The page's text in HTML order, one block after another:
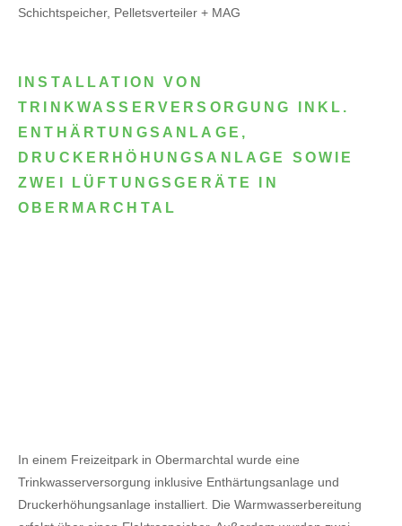
Schichtspeicher, Pelletsverteiler + MAG
INSTALLATION VON
TRINKWASSERVERSORGUNG INKL.
ENTHÄRTUNGSANLAGE,
DRUCKERHÖHUNGSANLAGE SOWIE
ZWEI LÜFTUNGSGERÄTE IN
OBERMARCHTAL
In einem Freizeitpark in Obermarchtal wurde eine
Trinkwasserversorgung inklusive Enthärtungsanlage und
Druckerhöhungsanlage installiert. Die Warmwasserbereitung